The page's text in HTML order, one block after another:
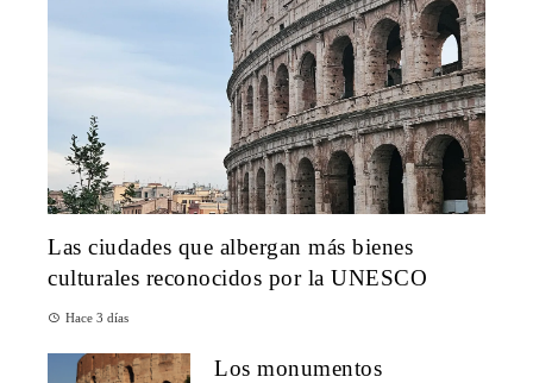
Las ciudades que albergan más bienes
culturales reconocidos por la UNESCO
Hace 3 días
Los monumentos